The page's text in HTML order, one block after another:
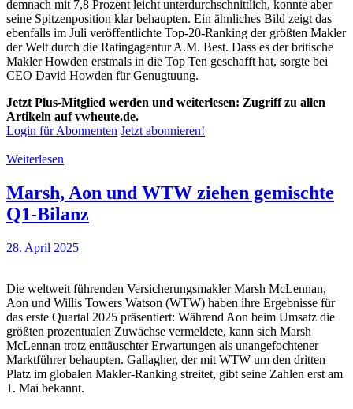
demnach mit 7,8 Prozent leicht unterdurchschnittlich, konnte aber
seine Spitzenposition klar behaupten. Ein ähnliches Bild zeigt das
ebenfalls im Juli veröffentlichte Top-20-Ranking der größten Makler
der Welt durch die Ratingagentur A.M. Best. Dass es der britische
Makler Howden erstmals in die Top Ten geschafft hat, sorgte bei
CEO David Howden für Genugtuung.
Jetzt Plus-Mitglied werden und weiterlesen: Zugriff zu allen
Artikeln auf vwheute.de.
Login für Abonnenten Jetzt abonnieren!
Weiterlesen
Marsh, Aon und WTW ziehen gemischte
Q1-Bilanz
28. April 2025
Die weltweit führenden Versicherungsmakler Marsh McLennan,
Aon und Willis Towers Watson (WTW) haben ihre Ergebnisse für
das erste Quartal 2025 präsentiert: Während Aon beim Umsatz die
größten prozentualen Zuwächse vermeldete, kann sich Marsh
McLennan trotz enttäuschter Erwartungen als unangefochtener
Marktführer behaupten. Gallagher, der mit WTW um den dritten
Platz im globalen Makler-Ranking streitet, gibt seine Zahlen erst am
1. Mai bekannt.